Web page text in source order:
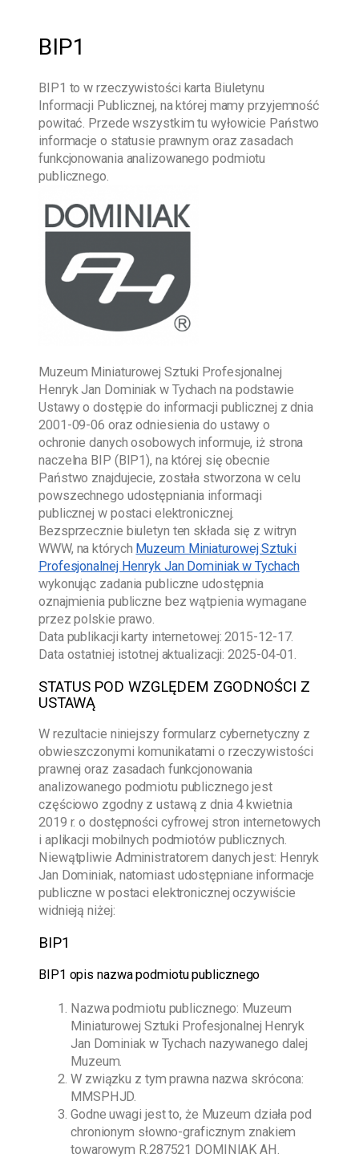
BIP1
BIP1 to w rzeczywistości karta Biuletynu
Informacji Publicznej, na której mamy przyjemność
powitać. Przede wszystkim tu wyłowicie Państwo
informacje o statusie prawnym oraz zasadach
funkcjonowania analizowanego podmiotu
publicznego.
Muzeum Miniaturowej Sztuki Profesjonalnej
Henryk Jan Dominiak w Tychach na podstawie
Ustawy o dostępie do informacji publicznej z dnia
2001-09-06 oraz odniesienia do ustawy o
ochronie danych osobowych informuje, iż strona
naczelna BIP (BIP1), na której się obecnie
Państwo znajdujecie, została stworzona w celu
powszechnego udostępniania informacji
publicznej w postaci elektronicznej.
Bezsprzecznie biuletyn ten składa się z witryn
WWW, na których Muzeum Miniaturowej Sztuki
Profesjonalnej Henryk Jan Dominiak w Tychach
wykonując zadania publiczne udostępnia
oznajmienia publiczne bez wątpienia wymagane
przez polskie prawo.
Data publikacji karty internetowej:2015-12-17.
Data ostatniej istotnej aktualizacji:2025-04-01.
STATUS POD WZGLĘDEM ZGODNOŚCI Z
USTAWĄ
W rezultacie niniejszy formularz cybernetyczny z
obwieszczonymi komunikatami o rzeczywistości
prawnej oraz zasadach funkcjonowania
analizowanego podmiotu publicznego jest
częściowo zgodny z ustawą z dnia 4 kwietnia
2019 r. o dostępności cyfrowej stron internetowych
i aplikacji mobilnych podmiotów publicznych.
Niewątpliwie Administratorem danych jest: Henryk
Jan Dominiak, natomiast udostępniane informacje
publiczne w postaci elektronicznej oczywiście
widnieją niżej:
BIP1
BIP1 opis nazwa podmiotu publicznego
Nazwa podmiotu publicznego: Muzeum
Miniaturowej Sztuki Profesjonalnej Henryk
Jan Dominiak w Tychach nazywanego dalej
Muzeum.
W związku z tym prawna nazwa skrócona:
MMSPHJD.
Godne uwagi jest to, że Muzeum działa pod
chronionym słowno-graficznym znakiem
towarowym R.287521 DOMINIAK AH.